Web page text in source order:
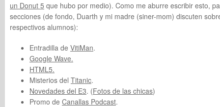
un Donut 5 que hubo por medio). Como me aburre escribir esto,
secciones (de fondo, Duarth y mi madre (siner-mom) discuten
respectivos alumnos):
Entradilla de VitiMan.
Google Wave.
HTML5.
Misterios del Titanic.
Novedades del E3. (Fotos de las chicas)
Promo de Canallas Podcast.